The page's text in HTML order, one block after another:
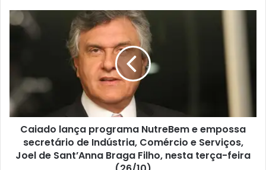
Caiado lança programa NutreBem e empossa
secretário de Indústria, Comércio e Serviços,
Joel de Sant’Anna Braga Filho, nesta terça-feira